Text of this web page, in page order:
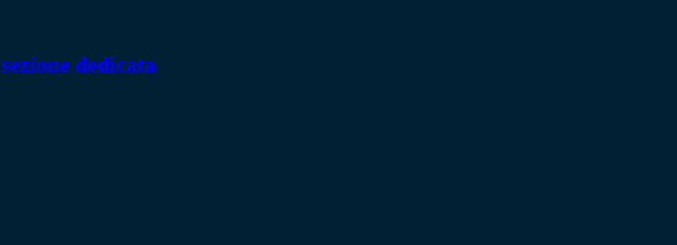
sezione dedicata